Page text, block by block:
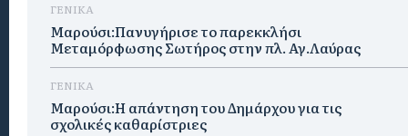
ΓΕΝΙΚΑ
Μαρούσι:Πανυγήρισε το παρεκκλήσι
Μεταμόρφωσης Σωτήρος στην πλ. Αγ.Λαύρας
ΓΕΝΙΚΑ
Μαρούσι:Η απάντηση του Δημάρχου για τις
σχολικές καθαρίστριες